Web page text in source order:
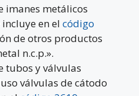
imanes metálicos
en el código
de otros productos
n.c.p.».
tubos y válvulas
válvulas de cátodo